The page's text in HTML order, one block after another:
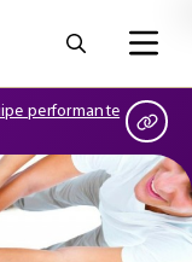
performante